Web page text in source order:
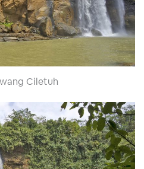
Ciletuh